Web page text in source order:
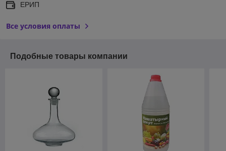
ЕРИП
Все условия оплаты
Подобные товары компании